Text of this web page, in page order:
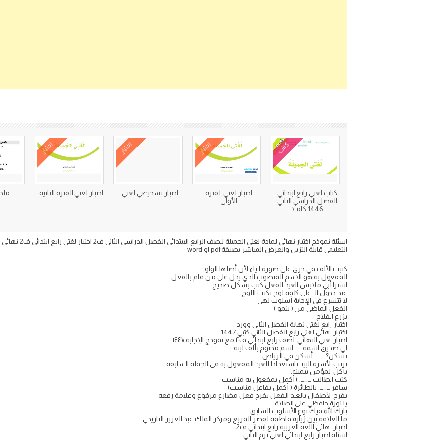
كتاب
كتاب لغتي رابع ابتدائي
الفصل الدراسي الثاني
1446 كاملاً
اختبار
اختبار لغتي الفترة
الأولى
اختبار
اختبار تشخيصي لغتي
اختبار
اختبار لغتي الفترة الثانية
التعليمي قابلة التزيل والعرض المباشر بصيقة pdf او word
كتبت الألف في جرى على صورة الياء لأن أصلها الواو.
المفعول به هو الاسم المنصوب الذي يدل على من قام بالفعل.
اشترا أبي ملابس العيد الفعل كتب بشكل صحيح
عند دخول الـ على كلمة لوح تكتب اللوح
لا تتسرع في الإجابة أسلوب لهي
الفعل الماضي من ( ينمو )
يزرع الفلاح
اختبار رابع لغتي نهاية الفصل الثاني وورد
اختبار نهائي لغتي رابع الفصل الثاني كتبي 1447
اختبار لغتي النهائي الصف رابع ابتدائي ف٢ مع نموذج الإجابة ١٤٤٧
لي صديق اسمه …… اسم مختوم بألف لينة
تسكن؟ …….. أسكن في الرياض.
ترتب الأسرة البيت استعدادا للعيد المفعول به في الجملة السابقة
يأكل المؤمن بيمينه.
كتب الطالب ………. ) أكمل بمفعول به مناسب
سافر ………. بالطائرة ( أكمل بفاعل مناسب)
يفرح الأطفال بالعيد الفعل يفرح فعل مضارع مرفوع وعلامة رفعه
يا نورة حافظي على الصلاة
بارك الله فيك نوع الأسلوب السابق
ما العلاقة بين زيارة فاطمة لقصر المربع ومركز الملك عبد العزيز التاريخي
اختبار نهائي اللغه العربية رابع ابتدائي ف2
اسئلة اختبار رابع ابتدائي لغتي ترم الثاني